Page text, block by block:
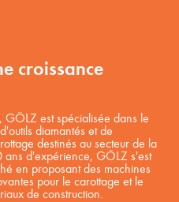
croissance
est spécialisée dans le
diamantés et de
destinés au secteur de la
ans d'expérience, GÖLZ s'est
en proposant des machines
pour le carottage et le
de construction.